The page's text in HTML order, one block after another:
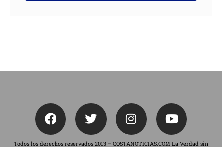
Todos los derechos reservados 2013 – COSTANOTICIAS.COM La Verdad sin